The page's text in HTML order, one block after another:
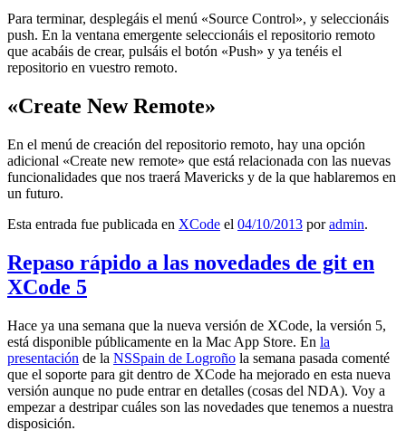
Para terminar, desplegáis el menú «Source Control», y seleccionáis
push. En la ventana emergente seleccionáis el repositorio remoto
que acabáis de crear, pulsáis el botón «Push» y ya tenéis el
repositorio en vuestro remoto.
«Create New Remote»
En el menú de creación del repositorio remoto, hay una opción
adicional «Create new remote» que está relacionada con las nuevas
funcionalidades que nos traerá Mavericks y de la que hablaremos en
un futuro.
Esta entrada fue publicada en XCode el 04/10/2013 poradmin.
Repaso rápido a las novedades de git en
XCode 5
Hace ya una semana que la nueva versión de XCode, la versión 5,
está disponible públicamente en la Mac App Store. En la
presentación de la NSSpain de Logroño la semana pasada comenté
que el soporte para git dentro de XCode ha mejorado en esta nueva
versión aunque no pude entrar en detalles (cosas del NDA). Voy a
empezar a destripar cuáles son las novedades que tenemos a nuestra
disposición.